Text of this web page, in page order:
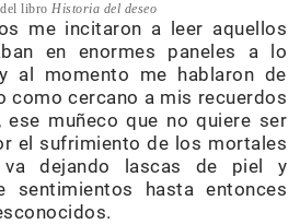
libro Historia del deseo
me incitaron a leer aquellos
en enormes paneles a lo
al momento me hablaron de
como cercano a mis recuerdos
ese muñeco que no quiere ser
el sufrimiento de los mortales
dejando lascas de piel y
sentimientos hasta entonces